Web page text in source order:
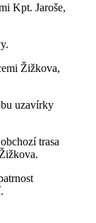
Kpt. Jaroše,
Žižkova,
uzavírky
trasa